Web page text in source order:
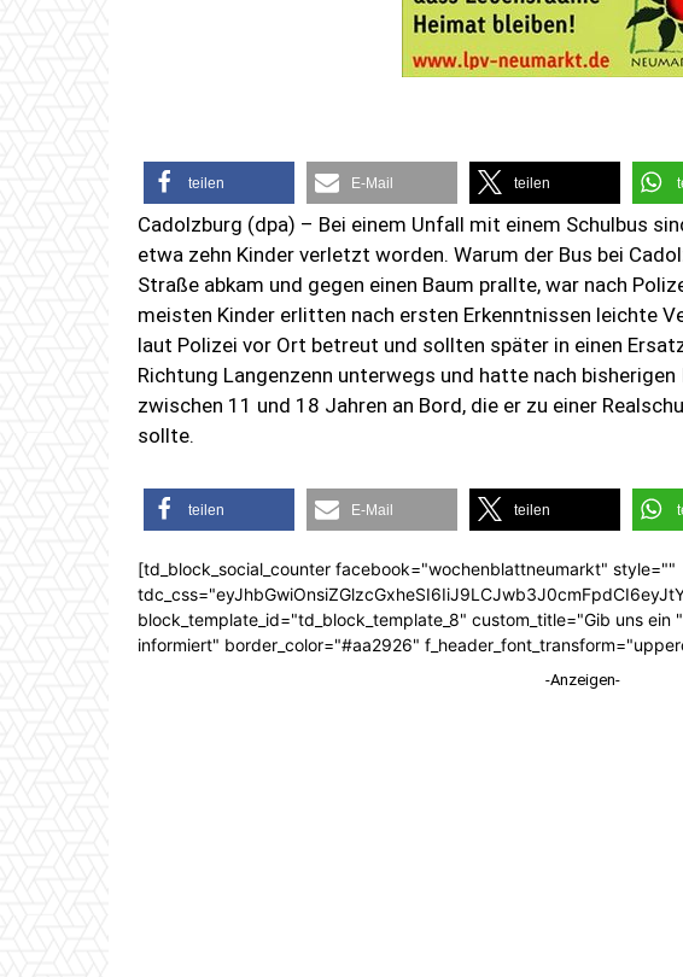
teilen E-Mail teilen
Cadolzburg (dpa) – Bei einem Unfall mit einem Schulbus
etwa zehn Kinder verletzt worden. Warum der Bus bei
Straße abkam und gegen einen Baum prallte, war nach
meisten Kinder erlitten nach ersten Erkenntnissen leichte
laut Polizei vor Ort betreut und sollten später in einen
Richtung Langenzenn unterwegs und hatte nach
zwischen 11 und 18 Jahren an Bord, die er zu einer
sollte.
teilen E-Mail teilen
[td_block_social_counter facebook="wochenblattneumarkt" style=""
block_template_id="td_block_template_8" custom_title="Gib uns
informiert" border_color="#aa2926"
-Anzeigen-